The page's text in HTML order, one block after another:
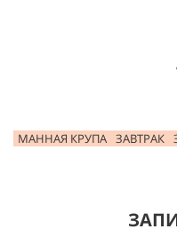
МАННАЯ КРУПА ЗАВТРАК